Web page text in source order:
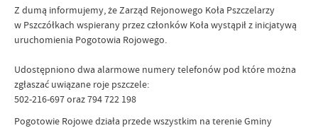
Z dumą informujemy, że Zarząd Rejonowego Koła Pszczelarzy
w Pszczółkach wspierany przez członków Koła wystąpił z inicjatywą
uruchomienia Pogotowia Rojowego.
Udostępniono dwa alarmowe numery telefonów pod które można
zgłaszać uwiązane roje pszczele:
502-216-697 oraz 794 722 198
Pogotowie Rojowe działa przede wszystkim na terenie Gminy